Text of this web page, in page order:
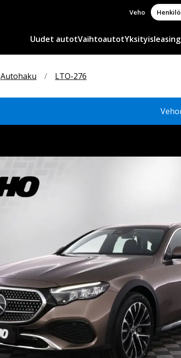
Veho
Uudet autotVaihtoautotYksityisleasing
Autohaku / LTO-276